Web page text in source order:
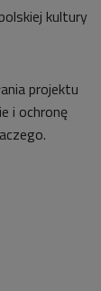
kultury
projektu
i ochronę